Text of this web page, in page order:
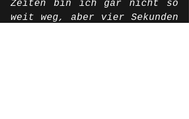
Zeiten bin ich gar nicht so
weit weg, aber vier Sekunden